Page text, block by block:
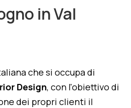
in Val
che si occupa di
Design, con l'obiettivo di
dei propri clienti il